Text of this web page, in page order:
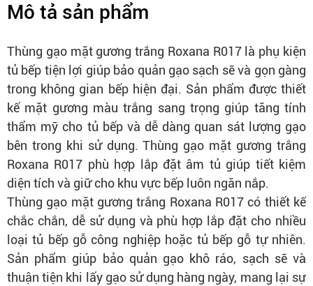
Mô tả sản phẩm
Thùng gạo mặt gương trắng Roxana R017 là phụ kiện
tủ bếp tiện lợi giúp bảo quản gạo sạch sẽ và gọn gàng
trong không gian bếp hiện đại. Sản phẩm được thiết
kế mặt gương màu trắng sang trọng giúp tăng tính
thẩm mỹ cho tủ bếp và dễ dàng quan sát lượng gạo
bên trong khi sử dụng. Thùng gạo mặt gương trắng
Roxana R017 phù hợp lắp đặt âm tủ giúp tiết kiệm
diện tích và giữ cho khu vực bếp luôn ngăn nắp.
Thùng gạo mặt gương trắng Roxana R017 có thiết kế
chắc chắn, dễ sử dụng và phù hợp lắp đặt cho nhiều
loại tủ bếp gỗ công nghiệp hoặc tủ bếp gỗ tự nhiên.
Sản phẩm giúp bảo quản gạo khô ráo, sạch sẽ và
thuận tiện khi lấy gạo sử dụng hàng ngày, mang lại sự